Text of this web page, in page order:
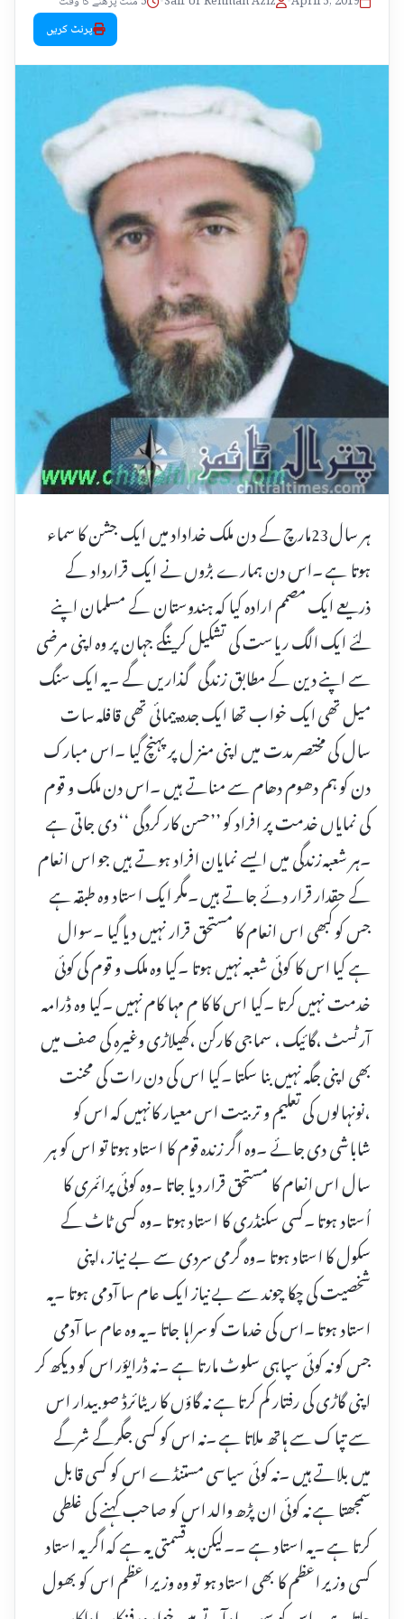
پرنٹ کریں
ہر سال23مارچ کے دن ملک خداداد میں ایک جشن کا سماء
ہوتا ہے ۔اس دن ہمارے بڑوں نے ایک قرارداد کے
ذریعے ایک مصمم ارادہ کیا کہ ہندوستان کے مسلمان اپنے
لئے ایک الگ ریاست کی تشکیل کرینگے جہان پر وہ اپنی مرضی
سے اپنے دین کے مطابق زندگی گذاریں گے ۔یہ ایک سنگ
میل تھی ایک خواب تھا ایک جدہ پیمائی تھی قافلہ سات
سال کی مختصر مدت میں اپنی منز ل پر پہنچ گیا ۔اس مبارک
دن کو ہم دھوم دھام سے مناتے ہیں ۔اس دن ملک و قوم
کی نمایاں خدمت پر افراد کو ’’حسن کار کردگی ‘‘ دی جاتی ہے
۔ہر شعبہ زندگی میں ایسے نمایان افراد ہوتے ہیں جو اس انعام
کے حقدار قرار دئے جاتے ہیں ۔مگر ایک استاد وہ طبقہ ہے
جس کو کبھی اس انعام کا مستحق قرار نہیں دیا گیا ۔سوال
ہے کیا اس کا کوئی شعبہ نہیں ہوتا ۔کیا وہ ملک و قوم کی کوئی
خدمت نہیں کرتا ۔کیا اس کا کا م مہا کام نہیں ۔کیا وہ ڈرامہ
آرٹسٹ ،گائیک ، سماجی کارکن ،کھیلاڑی وغیرہ کی صف میں
بھی اپنی جگہ نہیں بنا سکتا ۔کیا اس کی دن رات کی محنت
،نونہالوں کی تعلیم و تربیت اس معیار کانہیں کہ اس کو
شاباشی دی جائے ۔وہ اگر زندہ قوم کا استاد ہوتا تو اس کو ہر
سال اس انعام کا مستحق قرار دیا جاتا ۔وہ کوئی پرائمری کا
اُستاد ہوتا ۔کسی سکنڈری کا استاد ہوتا ۔وہ کسی ٹاٹ کے
سکول کا استاد ہوتا ۔وہ گرمی سردی سے بے نیاز ،اپنی
شخصیت کی چکا چوند سے بے نیاز ایک عام سا آدمی ہوتا ۔یہ
استاد ہوتا ۔اس کی خدمات کو سراہا جاتا ۔یہ وہ عام سا آدمی
جس کو نہ کوئی سپاہی سلوٹ مارتا ہے ۔نہ ڈرایؤر اس کو دیکھ کر
اپنی گاڑی کی رفتار کم کرتا ہے نہ گاؤں کا ریٹائرڈ صوبیدار اس
سے تپاک سے ہاتھ ملاتا ہے ۔نہ اس کو کسی جگرگے شرگے
میں بلاتے ہیں ۔نہ کوئی سیاسی مستنڈے اس کو کسی قابل
سمجھتا ہے نہ کوئی ان پڑھ والد اس کو صاحب کہنے کی غلطی
کرتا ہے ۔یہ استاد ہے ۔۔لیکن بدقسمتی یہ ہے کہ اگر یہ استاد
کسی وزیر اعظم کا بھی استاد ہو تو وہ وزیر اعظم اس کو بھول